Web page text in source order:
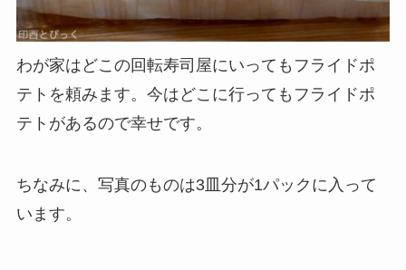
わが家はどこの回転寿司屋にいってもフライドポ
テトを頼みます。今はどこに行ってもフライドポ
テトがあるので幸せです。
ちなみに、写真のものは3皿分が1パックに入って
います。